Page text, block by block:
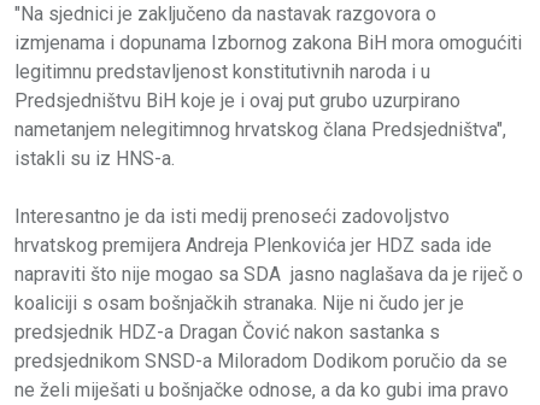
"Na sjednici je zaključeno da nastavak razgovora o
izmjenama i dopunama Izbornog zakona BiH mora omogućiti
legitimnu predstavljenost konstitutivnih naroda i u
Predsjedništvu BiH koje je i ovaj put grubo uzurpirano
nametanjem nelegitimnog hrvatskog člana Predsjedništva",
istakli su iz HNS-a.
Interesantno je da isti medij prenoseći zadovoljstvo
hrvatskog premijera Andreja Plenkovića jer HDZ sada ide
napraviti što nije mogao sa SDA jasno naglašava da je riječ o
koaliciji s osam bošnjačkih stranaka. Nije ni čudo jer je
predsjednik HDZ-a Dragan Čović nakon sastanka s
predsjednikom SNSD-a Miloradom Dodikom poručio da se
ne želi miješati u bošnjačke odnose, a da ko gubi ima pravo